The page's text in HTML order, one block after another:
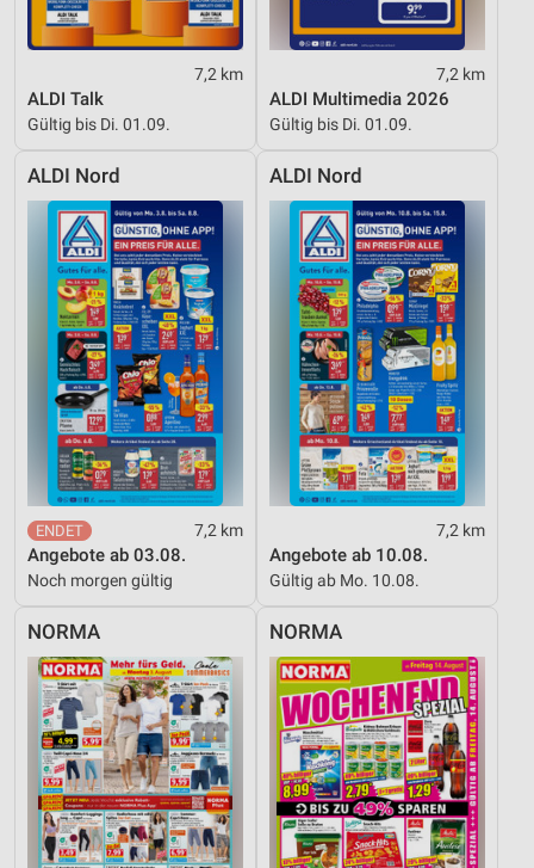
7,2 km
ALDI Talk
Gültig bis Di. 01.09.
7,2 km
ALDI Multimedia 2026
Gültig bis Di. 01.09.
ALDI Nord
7,2 km
Angebote ab 03.08.
Noch morgen gültig
ALDI Nord
7,2 km
Angebote ab 10.08.
Gültig ab Mo. 10.08.
NORMA NORMA